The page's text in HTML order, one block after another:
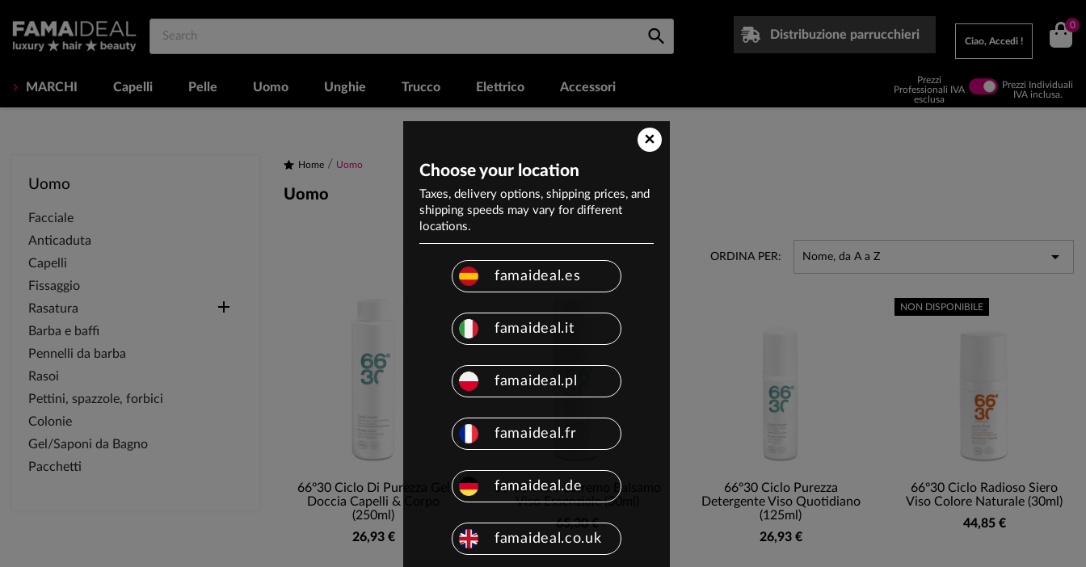
Distribuzione parrucchieri
Ciao, Accedi !
0
MARCHI Capelli Pelle Uomo Unghie Trucco Elettrico Accessori
Prezzi
Professionali IVA
esclusa
Prezzi Individuali
IVA inclusa.
Uomo
Facciale
Anticaduta
Capelli
Fissaggio
Rasatura

Barba e baffi
Pennelli da barba
Rasoi
Pettini, spazzole, forbici
Colonie
Gel/Saponi da Bagno
Pacchetti
Home Uomo
Uomo
ORDINA PER: Nome, da A a Z 
66º30 Ciclo Di Purezza Gel
Doccia Capelli & Corpo
(250ml)
26,93 €
66º30 Ciclo Estremo Balsamo
Viso Essenziale (30ml)
65,30 €
66º30 Ciclo Purezza
Detergente Viso Quotidiano
(125ml)
26,93 €
66º30 Ciclo Radioso Siero
Viso Colore Naturale (30ml)
44,85 €
NON DISPONIBILE
×
Choose your location
Taxes, delivery options, shipping prices, and
shipping speeds may vary for different
locations.
famaideal.es
famaideal.it
famaideal.pl
famaideal.fr
famaideal.de
famaideal.co.uk